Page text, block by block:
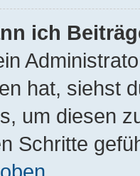
ich
hat, siehst
um diesen
Schritte